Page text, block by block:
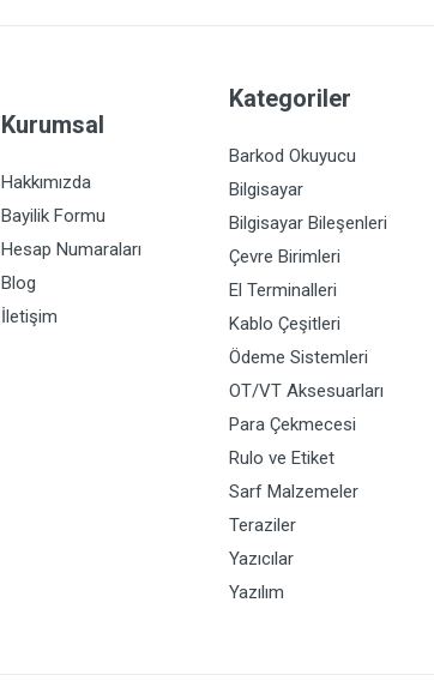
Kurumsal
Hakkımızda
Bayilik Formu
Hesap Numaraları
Blog
İletişim
Kategoriler
Barkod Okuyucu
Bilgisayar
Bilgisayar Bileşenleri
Çevre Birimleri
El Terminalleri
Kablo Çeşitleri
Ödeme Sistemleri
OT/VT Aksesuarları
Para Çekmecesi
Rulo ve Etiket
Sarf Malzemeler
Teraziler
Yazıcılar
Yazılım